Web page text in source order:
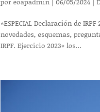
«ESPECIAL Declaración de
novedades, esquemas,
IRPF. Ejercicio 2023» los...